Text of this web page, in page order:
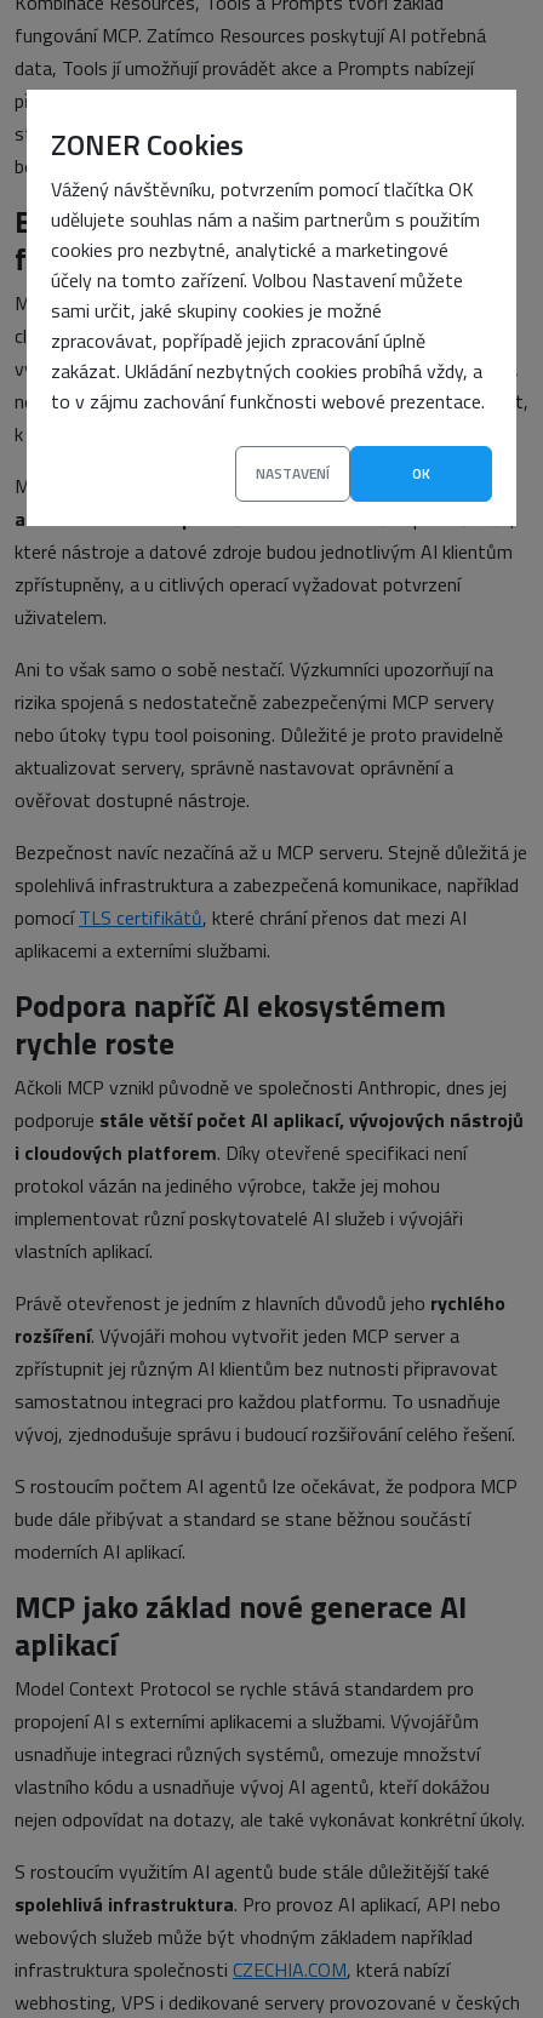
ZONER Cookies
Vážený návštěvníku, potvrzením pomocí tlačítka OK
udělujete souhlas nám a našim partnerům s použitím
cookies pro nezbytné, analytické a marketingové
účely na tomto zařízení. Volbou Nastavení můžete
sami určit, jaké skupiny cookies je možné
zpracovávat, popřípadě jejich zpracování úplně
zakázat. Ukládání nezbytných cookies probíhá vždy, a
to v zájmu zachování funkčnosti webové prezentace.
NASTAVENÍ OK
fungování MCP. Zatímco Resources poskytují AI potřebná
data, Tools jí umožňují provádět akce a Prompts nabízejí
předpřipravené pracovní postupy. Společně vytvářejí
standardizované prostředí, ve kterém mohou AI aplikace
bezpečně spolupracovat s externími systémy.
Bezpečnost je stejně důležitá jako
funkčnost
Možnost propojit AI s databázemi, firemními aplikacemi nebo
cloudovými službami přináší nové možnosti, ale zároveň klade
vysoké nároky na bezpečnost. Pokud může AI číst citlivá data
nebo provádět akce jménem uživatele, je nezbytné přesně řídit,
k jakým informacím a funkcím má přístup.
Model Context Protocol proto podporuje
autentizaci,
autorizaci i řízení oprávnění
které nástroje a datové zdroje budou jednotlivým AI klientům
zpřístupněny, a u citlivých operací vyžadovat potvrzení
uživatelem.
Ani to však samo o sobě nestačí. Výzkumníci upozorňují na
rizika spojená s nedostatečně zabezpečenými MCP servery
nebo útoky typu tool poisoning. Důležité je proto pravidelně
aktualizovat servery, správně nastavovat oprávnění a
ověřovat dostupné nástroje.
Bezpečnost navíc nezačíná až u MCP serveru. Stejně důležitá je
spolehlivá infrastruktura a zabezpečená komunikace, například
pomocí TLS certifikátů, které chrání přenos dat mezi AI
aplikacemi a externími službami.
Podpora napříč AI ekosystémem
rychle roste
Ačkoli MCP vznikl původně ve společnosti Anthropic, dnes jej
podporuje stále větší počet AI aplikací, vývojových nástrojů
i cloudových platforem. Díky otevřené specifikaci není
protokol vázán na jediného výrobce, takže jej mohou
implementovat různí poskytovatelé AI služeb i vývojáři
vlastních aplikací.
Právě otevřenost je jedním z hlavních důvodů jeho rychlého
rozšíření. Vývojáři mohou vytvořit jeden MCP server a
zpřístupnit jej různým AI klientům bez nutnosti připravovat
samostatnou integraci pro každou platformu. To usnadňuje
vývoj, zjednodušuje správu i budoucí rozšiřování celého řešení.
S rostoucím počtem AI agentů lze očekávat, že podpora MCP
bude dále přibývat a standard se stane běžnou součástí
moderních AI aplikací.
MCP jako základ nové generace AI
aplikací
Model Context Protocol se rychle stává standardem pro
propojení AI s externími aplikacemi a službami. Vývojářům
usnadňuje integraci různých systémů, omezuje množství
vlastního kódu a usnadňuje vývoj AI agentů, kteří dokážou
nejen odpovídat na dotazy, ale také vykonávat konkrétní úkoly.
S rostoucím využitím AI agentů bude stále důležitější také
spolehlivá infrastruktura. Pro provoz AI aplikací, API nebo
webových služeb může být vhodným základem například
infrastruktura společnosti CZECHIA.COM, která nabízí
webhosting, VPS i dedikované servery provozované v českých